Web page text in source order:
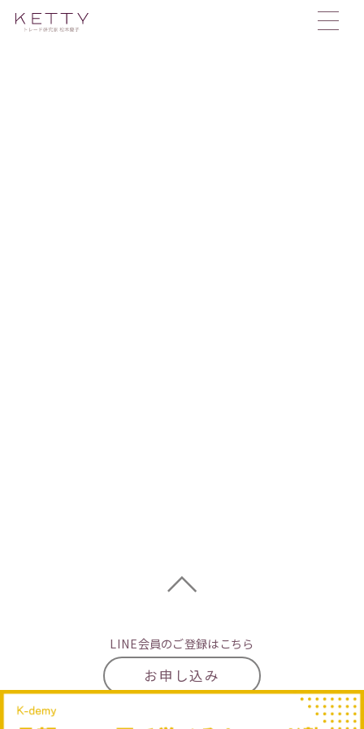
LINE会員のご登録はこちら
お申し込み